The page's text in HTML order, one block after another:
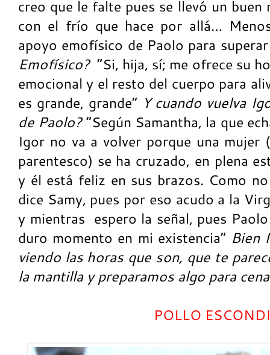
creo que le falte pues se llevó un
con el frío que hace por allá…
apoyo emofísico de Paolo para
Emofísico? “Si, hija, sí; me ofrece su
emocional y el resto del cuerpo para
es grande, grande” Y cuando vuelva
de Paolo?“Según Samantha, la que
Igor no va a volver porque una mujer
parentesco) se ha cruzado, en plena
y él está feliz en sus brazos. Como
dice Samy, pues por eso acudo a la
y mientras espero la señal, pues
duro momento en mi existencia”Bien
viendo las horas que son, que te
la mantilla y preparamos algo para
POLLO